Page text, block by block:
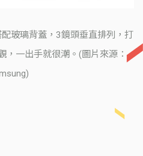
玻璃背蓋，3鏡頭垂直排列，打
，一出手就很潮。(圖片來源：